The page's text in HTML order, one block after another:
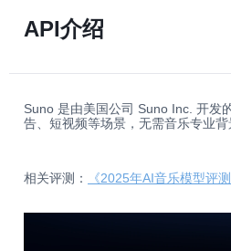
API介绍
Suno 是由美国公司 Suno Inc. 开发
告、短视频等场景，无需音乐专业
相关评测： 《2025年AI音乐模型评